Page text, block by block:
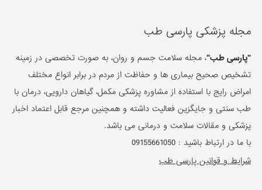
مجله پزشکی پارسی طب
"پارسی طب"، مجله سلامت جسم و روان، به صورت تخصصی در زمینه
تشخیص صحیح بیماری ها و حفاظت از مردم در برابر انواع مختلف
امراض رایج با استفاده از مشاوره پزشکی مکمل، گیاهان دارویی، درمان با
طب سنتی و جایگزین فعالیت داشته و همچنین مرجع قابل اعتماد اخبار
پزشکی و مقالات سلامت و درمانی می باشد.
با ما در ارتباط باشید :09155661050
شرایط و قوانین پارسی طب